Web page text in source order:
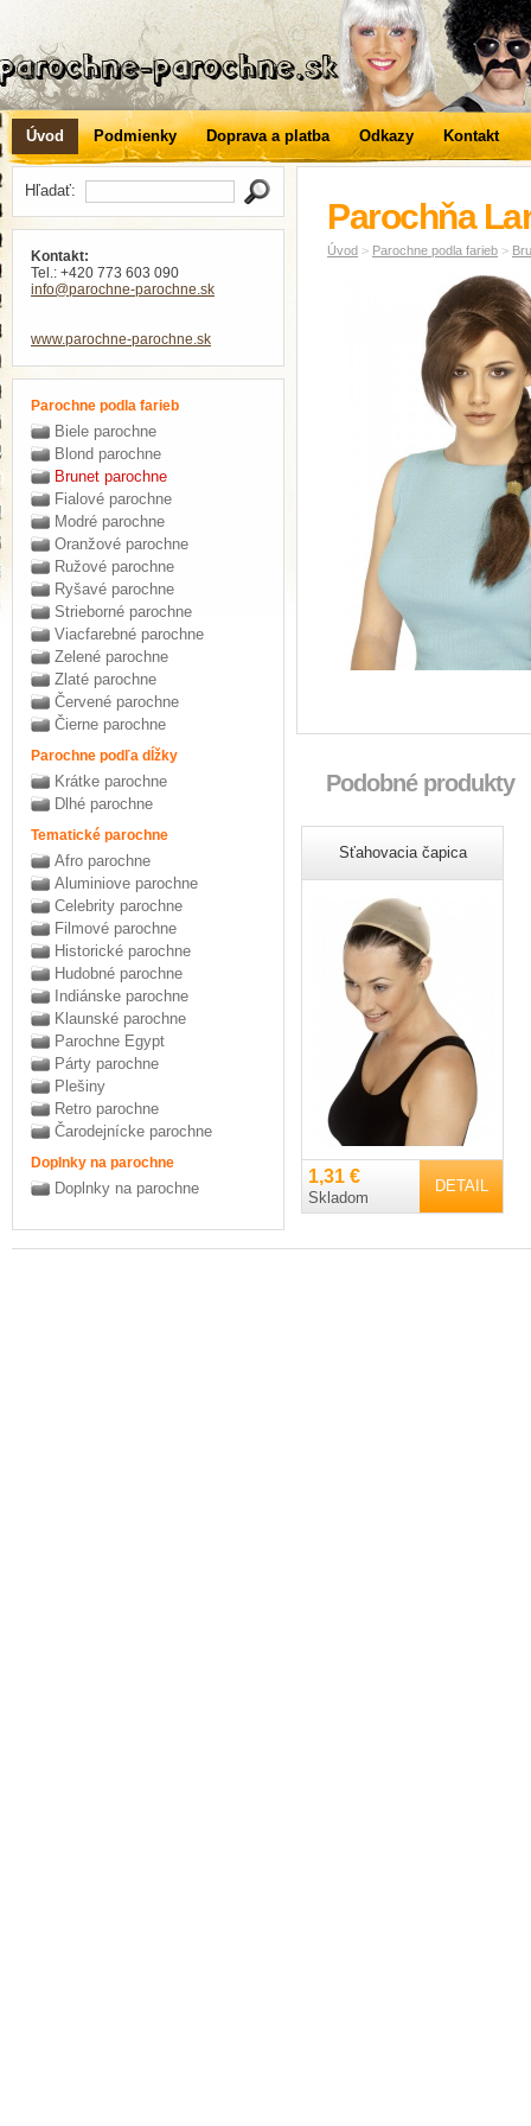
Úvod Podmienky Doprava a platba Odkazy Kontakt
Hľadať:
Kontakt:
Tel.: +420 773 603 090
info@parochne-parochne.sk
www.parochne-parochne.sk
Parochne podla farieb
Biele parochne
Blond parochne
Brunet parochne
Fialové parochne
Modré parochne
Oranžové parochne
Ružové parochne
Ryšavé parochne
Strieborné parochne
Viacfarebné parochne
Zelené parochne
Zlaté parochne
Červené parochne
Čierne parochne
Parochne podľa dĺžky
Krátke parochne
Dlhé parochne
Tematické parochne
Afro parochne
Aluminiove parochne
Celebrity parochne
Filmové parochne
Historické parochne
Hudobné parochne
Indiánske parochne
Klaunské parochne
Parochne Egypt
Párty parochne
Plešiny
Retro parochne
Čarodejnícke parochne
Doplnky na parochne
Doplnky na parochne
Parochňa
Úvod > Parochne podla farieb >
Podobné produkty
Sťahovacia čapica
DETAIL
1,31 €
Skladom